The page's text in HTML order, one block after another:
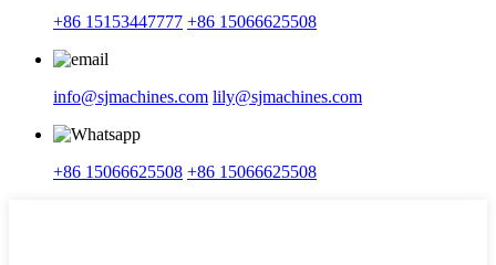
+86 15153447777 +86 15066625508
info@sjmachines.com lily@sjmachines.com
+86 15066625508 +86 15066625508